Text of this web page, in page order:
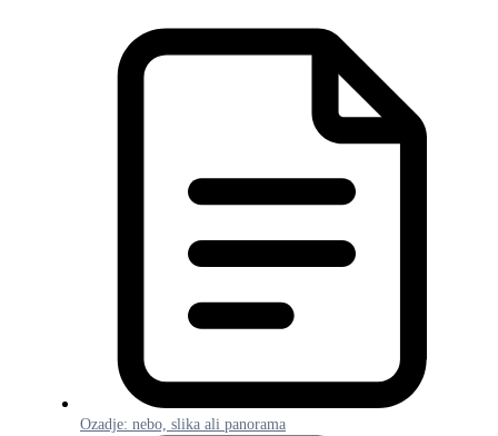
Ozadje: nebo, slika ali panorama